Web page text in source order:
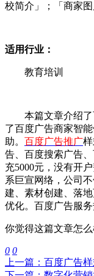
校简介」；「商家
适用行业：
教育培训
本篇文章介绍
了百度广告商家智
助。 百度广告推广
告、百度搜索广告
充5000元，没有开
系巨宣网络，公司
建、素材创建、落
优化。百度广告服务
你觉得这篇文章怎么
0 0
上一篇：百度广告